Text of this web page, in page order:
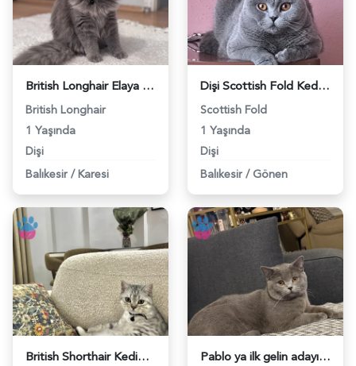
British Longhair Elaya eş arıyoruz - 118983050
British Longhair
1 Yaşında
Dişi
Balıkesir / Karesi
Dişi Scottish Fold Kedimiz için erkek arıyoruz - 118982734
Scottish Fold
1 Yaşında
Dişi
Balıkesir / Gönen
British Shorthair Kedim İçin Eş Arıyorum - 118982545 Pablo ya ilk gelin adayı arıyorum - 118982538